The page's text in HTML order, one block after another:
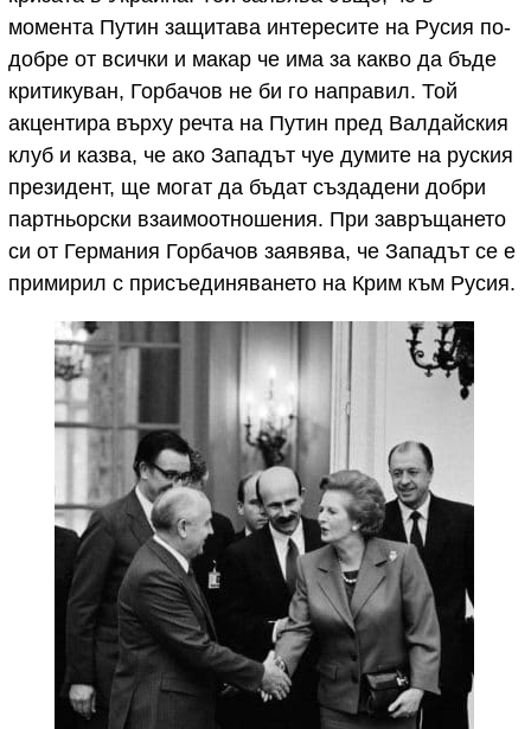
момента Путин защитава интересите на Русия по-
добре от всички и макар че има за какво да бъде
критикуван, Горбачов не би го направил. Той
акцентира върху речта на Путин пред Валдайския
клуб и казва, че ако Западът чуе думите на руския
президент, ще могат да бъдат създадени добри
партньорски взаимоотношения. При завръщането
си от Германия Горбачов заявява, че Западът се е
примирил с присъединяването на Крим към Русия.